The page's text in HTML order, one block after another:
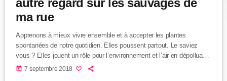
autre regard sur les sauvages de
ma rue
Apprenons à mieux vivre ensemble et à accepter les plantes
spontanées de notre quotidien. Elles poussent partout. Le saviez
vous ? Elles jouent un rôle pour l’environnement et l’air en dépolluant
notamment. Partez à leur découverte au cours d’un circuit-rencontre
today 7 septembre 2018